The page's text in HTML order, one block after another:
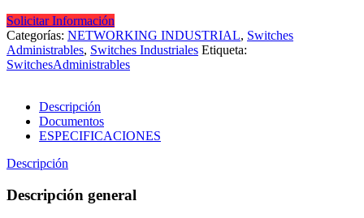
Solicitar Información
Categorías: NETWORKING INDUSTRIAL, Switches
Administrables, Switches Industriales Etiqueta:
SwitchesAdministrables
Descripción
Documentos
ESPECIFICACIONES
Descripción
Descripción general